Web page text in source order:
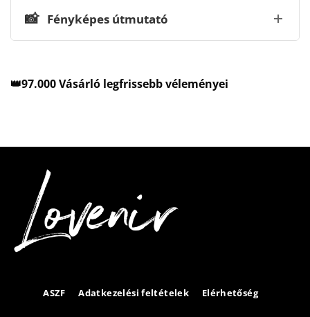
📸 Fényképes útmutató
👑97.000 Vásárló legfrissebb véleményei
ASZF Adatkezelési feltételek Elérhetőség